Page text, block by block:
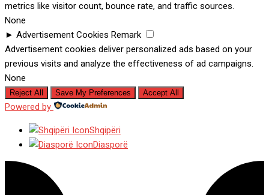
metrics like visitor count, bounce rate, and traffic sources.
None
► Advertisement Cookies Remark
Advertisement cookies deliver personalized ads based on your
previous visits and analyze the effectiveness of ad campaigns.
None
Reject All Save My Preferences Accept All
Powered by
Shqipëri
Diasporë